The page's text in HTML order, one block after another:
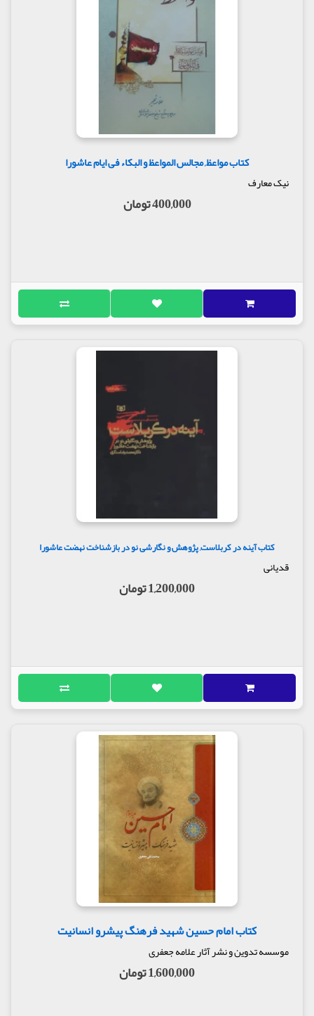
کتاب مواعظ, مجالس المواعظ و البکاء فی ایام عاشورا
نیک معارف
400,000 تومان
کتاب آینه در کربلاست, پژوهش و نگارشی نو در بازشناخت نهضت عاشورا
قدیانی
1,200,000 تومان
کتاب امام حسین شهید فرهنگ پیشرو انسانیت
موسسه تدوین و نشر آثار علامه جعفری
1,600,000 تومان